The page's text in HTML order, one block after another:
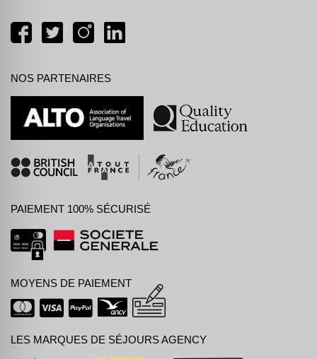
NOS PARTENAIRES
PAIEMENT 100% SÉCURISÉ
MOYENS DE PAIEMENT
LES MARQUES DE SÉJOURS AGENCY